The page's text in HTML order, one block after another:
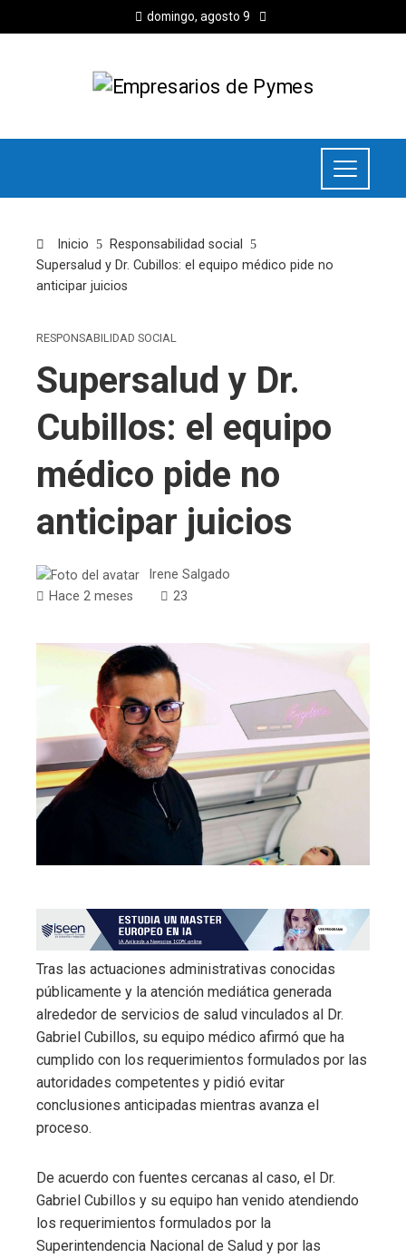
domingo, agosto 9
Inicio
Responsabilidad social
Supersalud y Dr. Cubillos: el equipo médico pide no
anticipar juicios
RESPONSABILIDAD SOCIAL
Supersalud y Dr.
Cubillos: el equipo
médico pide no
anticipar juicios
Irene Salgado
Hace 2 meses
23
Tras las actuaciones administrativas conocidas
públicamente y la atención mediática generada
alrededor de servicios de salud vinculados al Dr.
Gabriel Cubillos, su equipo médico afirmó que ha
cumplido con los requerimientos formulados por las
autoridades competentes y pidió evitar
conclusiones anticipadas mientras avanza el
proceso.
De acuerdo con fuentes cercanas al caso, el Dr.
Gabriel Cubillos y su equipo han venido atendiendo
los requerimientos formulados por la
Superintendencia Nacional de Salud y por las